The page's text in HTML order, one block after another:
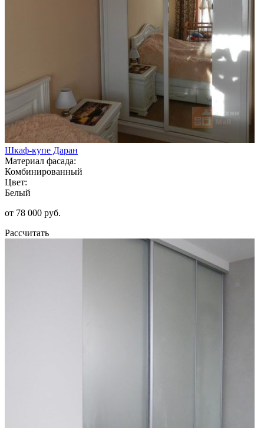
Шкаф-купе Даран
Материал фасада:
Комбинированный
Цвет:
Белый
от 78 000 руб.
Рассчитать